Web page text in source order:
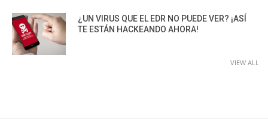
¿UN VIRUS QUE EL EDR NO PUEDE VER? ¡ASÍ
TE ESTÁN HACKEANDO AHORA!
VIEW ALL